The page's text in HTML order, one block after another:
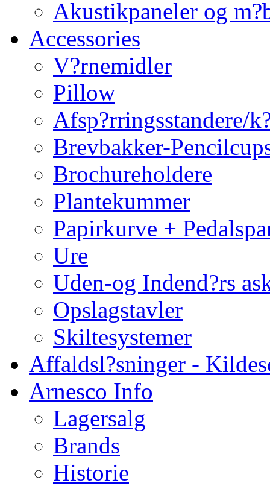
Akustikpaneler og
Accessories
V?rnemidler
Pillow
Afsp?rringsstandere/
Brevbakker-
Brochureholdere
Plantekummer
Papirkurve +
Ure
Uden-og Indend?rs
Opslagstavler
Skiltesystemer
Affaldsl?sninger -
Arnesco Info
Lagersalg
Brands
Historie